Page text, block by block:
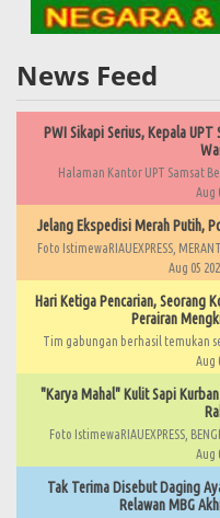
News Feed
PWI Sikapi Serius, Kepala
Halaman Kantor UPT Samsat
Aug
Jelang Ekspedisi Merah Putih,
Foto IstimewaRIAUEXPRESS,
Aug 05
Hari Ketiga Pencarian, Seorang
Perairan
Tim gabungan berhasil temukan
Aug
"Karya Mahal" Kulit Sapi
Foto IstimewaRIAUEXPRESS,
Aug
Tak Terima Disebut Daging
Relawan MBG